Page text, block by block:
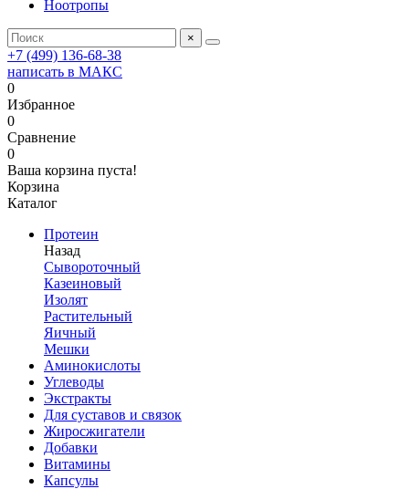
Ноотропы
×
+7 (499) 136-68-38
написать в МАКС
0
Избранное
0
Сравнение
0
Ваша корзина пуста!
Корзина
Каталог
Протеин
Назад
Сывороточный
Казеиновый
Изолят
Растительный
Яичный
Мешки
Аминокислоты
Углеводы
Экстракты
Для суставов и связок
Жиросжигатели
Добавки
Витамины
Капсулы